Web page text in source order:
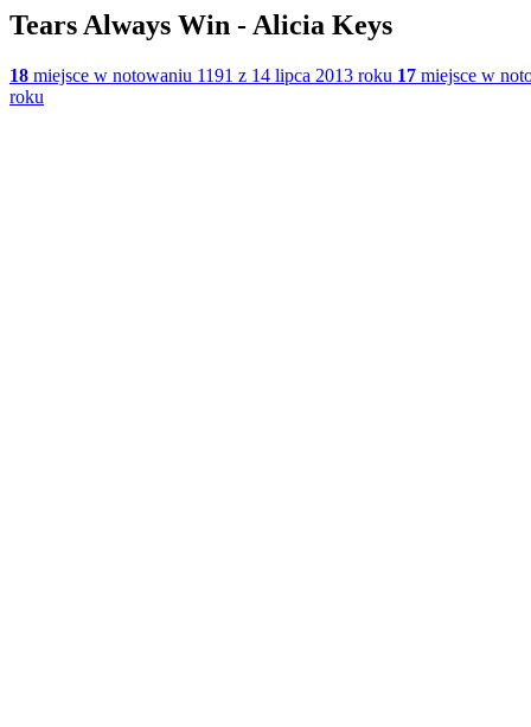
Tears Always Win - Alicia Keys
18 miejsce w notowaniu 1191 z 14 lipca 2013 roku 17 miejsce w
roku